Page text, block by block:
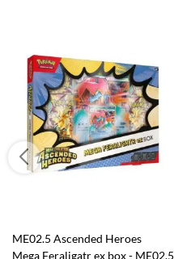
ME02.5 Ascended Heroes
Mega Feraligatr ex box - ME02.5